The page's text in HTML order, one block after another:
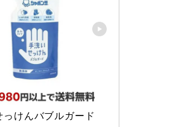
っけんバブルガード